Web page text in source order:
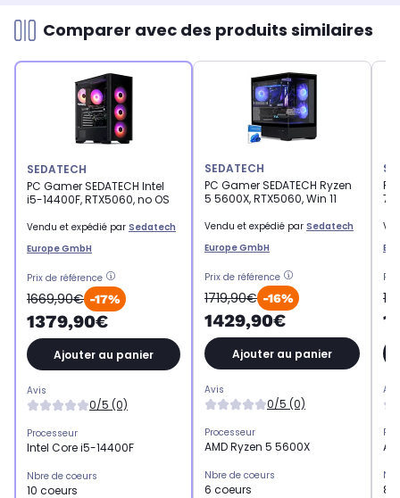
Comparer avec des produits similaires
SEDATECH
PC Gamer SEDATECH Intel
i5-14400F, RTX5060, no OS
Vendu et expédié par Sedatech
Europe GmbH
Prix de référence
1669,90€ -17%
1379,90€
Ajouter au panier
Avis
0/5 (0)
Processeur
Intel Core i5-14400F
Nbre de coeurs
10 coeurs
SEDATECH
PC Gamer SEDATECH Ryzen
5 5600X, RTX5060, Win 11
Vendu et expédié par Sedatech
Europe GmbH
Prix de référence
1719,90€ -16%
1429,90€
Ajouter au panier
Avis
0/5 (0)
Processeur
AMD Ryzen 5 5600X
Nbre de coeurs
6 coeurs
7
8